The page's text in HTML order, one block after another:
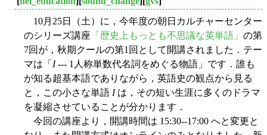
10月25日（土）に，今年度の朝日カルチャーセンター
のシリーズ講座 「歴史上もっとも不思議な英単語」 の第
7回が，秋期クールの第1回として開講されました．テー
マは「 I--- 1人称単数代名詞をめぐる物語」です．誰も
が知る超基本語でありながら，英語史の観点から見る
と，この小さな単語 Iは，その短い生涯に多くのドラマ
を凝縮させていることが分かります．
今回の講座より，開講時間は 15:30--17:00 へと変更と